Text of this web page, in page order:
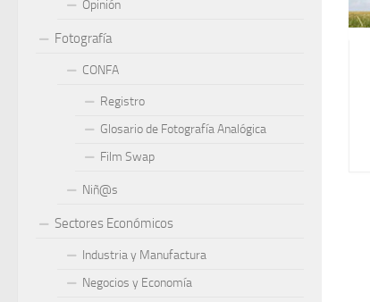
Opinión
Fotografía
CONFA
Registro
Glosario de Fotografía Analógica
Film Swap
Niñ@s
Sectores Económicos
Industria y Manufactura
Negocios y Economía